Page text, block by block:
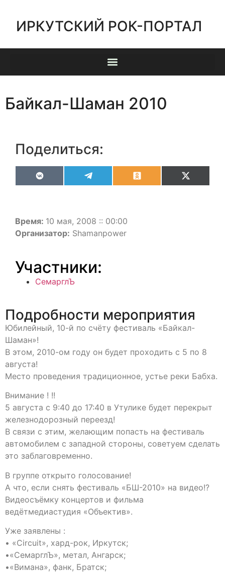
ИРКУТСКИЙ РОК-ПОРТАЛ
Байкал-Шаман 2010
Поделиться:
VK OdnoklassnikiX
(Twitter)
Время: 10 мая, 2008 :: 00:00
Организатор: Shamanpower
Участники:
СемарглЪ
Подробности мероприятия
Юбилейный, 10-й по счёту фестиваль «Байкал-
Шаман»!
В этом, 2010-ом году он будет проходить с 5 по 8
августа!
Место проведения традиционное, устье реки Бабха.
Внимание ! !!
5 августа с 9:40 до 17:40 в Утулике будет перекрыт
железнодорозный переезд!
В связи с этим, желающим попасть на фестиваль
автомобилем с западной стороны, советуем сделать
это заблаговременно.
В группе открыто голосование!
А что, если снять фестиваль «БШ-2010» на видео!?
Видеосъёмку концертов и фильма
ведётмедиастудия «Объектив».
Уже заявлены :
• «Circuit», хард-рок, Иркутск;
•«СемарглЪ», метал, Ангарск;
•«Вимана», фанк, Братск;